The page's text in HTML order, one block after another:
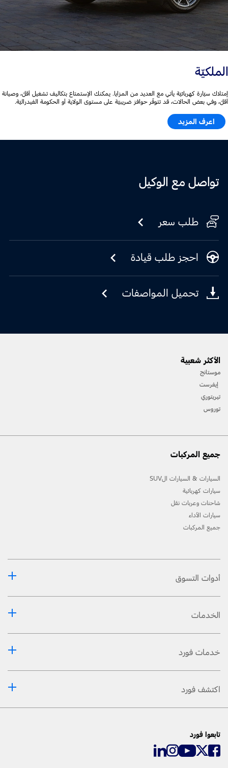
الملكيّة
إمتلاك سيّارة كهربائيّة يأتي مع العديد من المزايا. يمكنك الإستمتاع بتكاليف تشغيل أقلّ، وصيانة
أقلّ، وفي بعض الحالات، قد تتوفّر حوافز ضريبيّة على مستوى الولاية أو الحكومة الفيدراليّة.
اعرف المزيد
تواصل مع الوكيل
طلب سعر
احجز طلب قيادة
تحميل المواصفات
الأكثر شعبية
موستانج
إيفرست
تيريتوري
توروس
جميع المركبات
السيارات & السيارات الSUV
سيارات كهربائية
شاحنات وعربات نقل
سيارات الأداء
جميع المركبات
أدوات التسوق
الخدمات
خدمات فورد
اكتشف فورد
تابعوا فورد